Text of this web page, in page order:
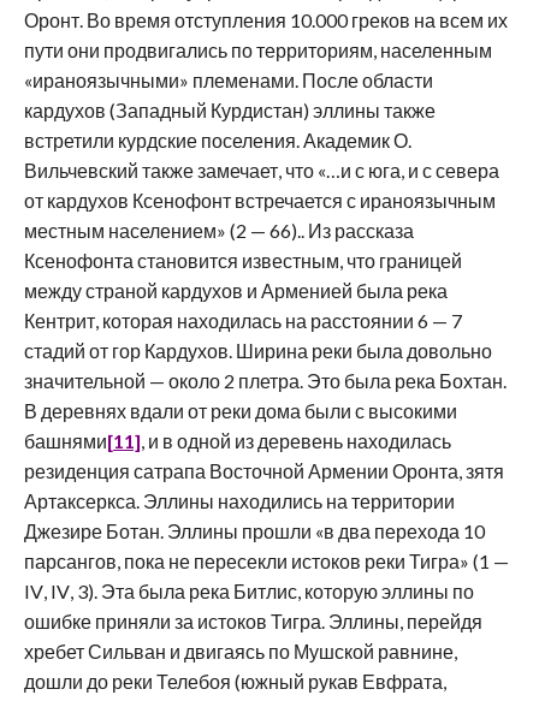
Оронт. Во время отступления 10.000 греков на всем их
пути они продвигались по территориям, населенным
«ираноязычными» племенами. После области
кардухов (Западный Курдистан) эллины также
встретили курдские поселения. Академик О.
Вильчевский также замечает, что «…и с юга, и с севера
от кардухов Ксенофонт встречается с ираноязычным
местным населением» (2 — 66).. Из рассказа
Ксенофонта становится известным, что границей
между страной кардухов и Арменией была река
Кентрит, которая находилась на расстоянии 6 — 7
стадий от гор Кардухов. Ширина реки была довольно
значительной — около 2 плетра. Это была река Бохтан.
В деревнях вдали от реки дома были с высокими
башнями[11], и в одной из деревень находилась
резиденция сатрапа Восточной Армении Оронта, зятя
Артаксеркса. Эллины находились на территории
Джезире Ботан. Эллины прошли «в два перехода 10
парсангов, пока не пересекли истоков реки Тигра» (1 —
IV, IV, 3). Эта была река Битлис, которую эллины по
ошибке приняли за истоков Тигра. Эллины, перейдя
хребет Сильван и двигаясь по Мушской равнине,
дошли до реки Телебоя (южный рукав Евфрата,